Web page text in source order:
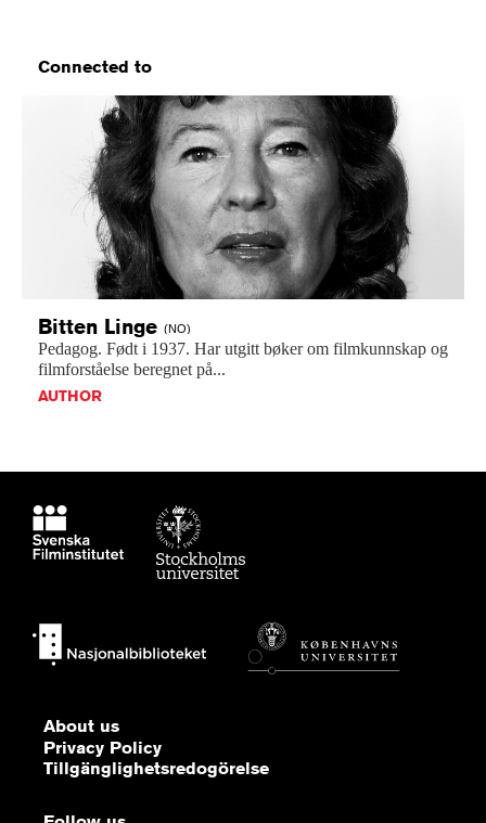
Connected to
Bitten Linge (NO)
Pedagog. Født i 1937. Har utgitt bøker om filmkunnskap og
filmforståelse beregnet på...
AUTHOR
About us
Privacy Policy
Tillgänglighetsredogörelse